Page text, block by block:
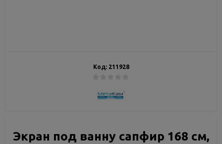
Код: 211928
Экран под ванну сапфир 168 см,